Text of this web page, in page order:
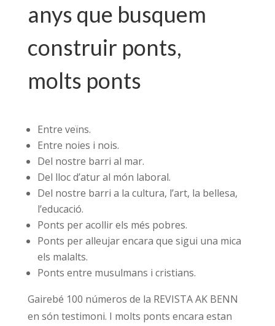
anys que busquem
construir ponts,
molts ponts
Entre veïns.
Entre noies i nois.
Del nostre barri al mar.
Del lloc d’atur al món laboral.
Del nostre barri a la cultura, l’art, la bellesa,
l’educació.
Ponts per acollir els més pobres.
Ponts per alleujar encara que sigui una mica
els malalts.
Ponts entre musulmans i cristians.
Gairebé 100 números de la REVISTA AK BENN
en són testimoni. I molts ponts encara estan